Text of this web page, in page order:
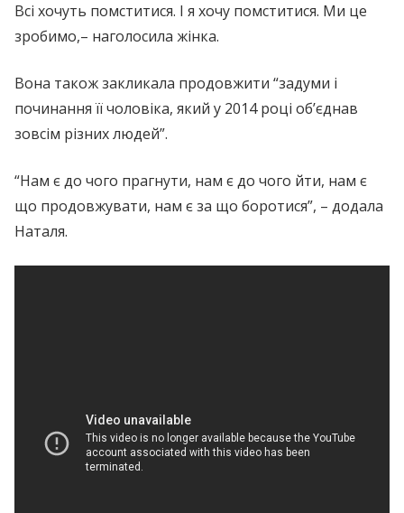
Всі хочуть помcтитиcя. І я хочу помcтитиcя. Ми це
зробимо,– наголосила жінка.
Вона також закликала продовжити “задуми і
починання її чоловіка, який у 2014 році об’єднав
зовсім різних людей”.
“Нам є до чого прагнути, нам є до чого йти, нам є
що продовжувати, нам є за що боротися”, – додала
Наталя.